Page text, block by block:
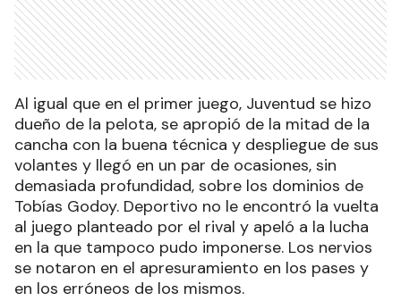
Al igual que en el primer juego, Juventud se hizo
dueño de la pelota, se apropió de la mitad de la
cancha con la buena técnica y despliegue de sus
volantes y llegó en un par de ocasiones, sin
demasiada profundidad, sobre los dominios de
Tobías Godoy. Deportivo no le encontró la vuelta
al juego planteado por el rival y apeló a la lucha
en la que tampoco pudo imponerse. Los nervios
se notaron en el apresuramiento en los pases y
en los erróneos de los mismos.